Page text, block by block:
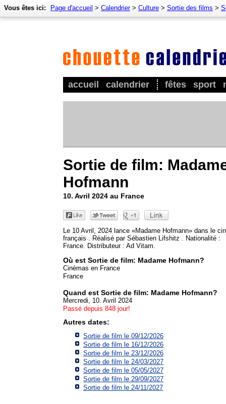
accueil calendrier fêtes sport
Vous êtes ici: Page d'accueil > Calendrier> Culture > Sortie des films >
Sortie de film:
Hofmann
10. Avril 2024 au France
Le 10 Avril, 2024 lance «Madame Hofmann» dans le
français . Réalisé par Sébastien Lifshitz . Nationalité :
France. Distributeur : Ad Vitam.
Où est Sortie de film: Madame Hofmann?
Cinémas en France
France
Quand est Sortie de film: Madame Hofmann?
Mercredi, 10. Avril 2024
Passé depuis 848 jour!
Autres dates:
Sortie de film le 09/12/2026
Sortie de film le 16/12/2026
Sortie de film le 23/12/2026
Sortie de film le 24/03/2027
Sortie de film le 05/05/2027
Sortie de film le 29/09/2027
Sortie de film le 24/11/2027